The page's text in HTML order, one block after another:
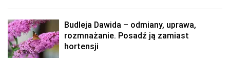
Budleja Dawida – odmiany, uprawa,
rozmnażanie. Posadź ją zamiast
hortensji